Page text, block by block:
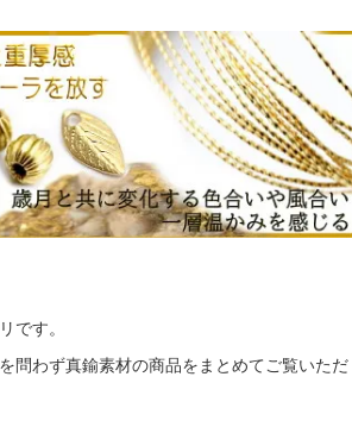
です。
問わず真鍮素材の商品をまとめてご覧いただ